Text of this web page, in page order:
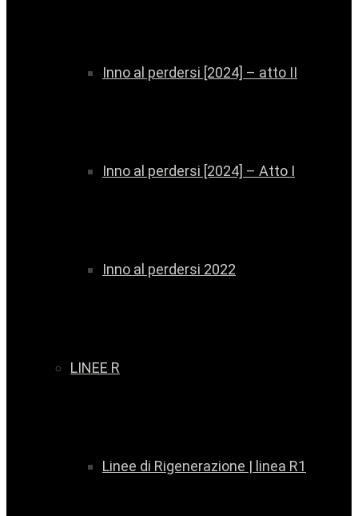
Inno al perdersi [2024] – atto II
Inno al perdersi [2024] – Atto I
Inno al perdersi 2022
LINEE R
Linee di Rigenerazione | linea R1